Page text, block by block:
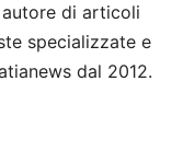
autore di articoli
specializzate e
dal 2012.